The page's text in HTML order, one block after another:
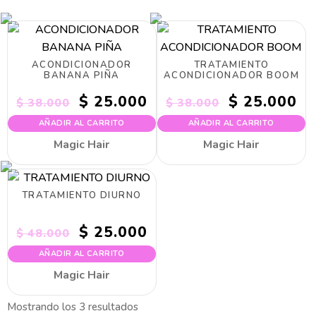
ACONDICIONADOR
BANANA PIÑA
$38.000
El
precio
original
era:
$ 25.000
precio
actual
$ 25.000.
AÑADIR AL CARRITO
Magic Hair
TRATAMIENTO
ACONDICIONADOR BOOM
$38.000
El
precio
original
era:
$ 25.000
$
AÑADIR AL CARRITO
Magic Hair
TRATAMIENTO DIURNO
$48.000
El
precio
original
era:
$ 25.000
precio
actual
$ 25.000.
AÑADIR AL CARRITO
Magic Hair
Mostrando los 3 resultados